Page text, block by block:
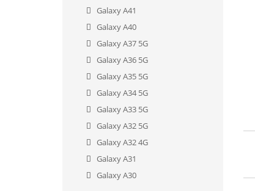
Galaxy A41
Galaxy A40
Galaxy A37 5G
Galaxy A36 5G
Galaxy A35 5G
Galaxy A34 5G
Galaxy A33 5G
Galaxy A32 5G
Galaxy A32 4G
Galaxy A31
Galaxy A30